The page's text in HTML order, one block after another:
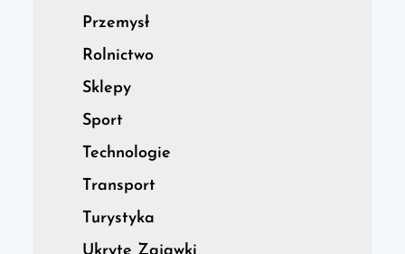
Przemysł
Rolnictwo
Sklepy
Sport
Technologie
Transport
Turystyka